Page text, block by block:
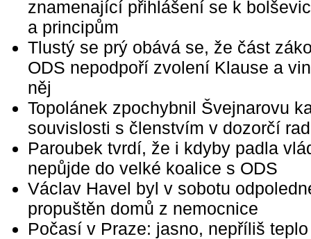
znamenající přihlášení se k
a principům
Tlustý se prý obává se, že část
ODS nepodpoří zvolení Klause a
něj
Topolánek zpochybnil Švejnarovu
souvislosti s členstvím v dozorčí
Paroubek tvrdí, že i kdyby padla
nepůjde do velké koalice s ODS
Václav Havel byl v sobotu
propuštěn domů z nemocnice
Počasí v Praze: jasno, nepříliš teplo